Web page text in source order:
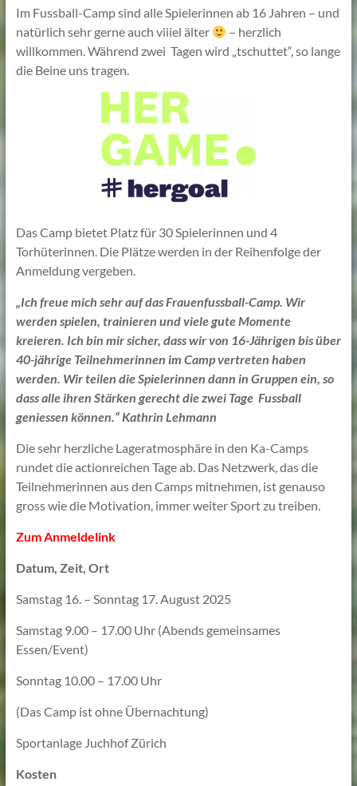
Im Fussball-Camp sind alle Spielerinnen ab 16 Jahren – und
natürlich sehr gerne auch viiiel älter
– herzlich
willkommen. Während zwei Tagen wird „tschuttet“, so lange
die Beine uns tragen.
Das Camp bietet Platz für 30 Spielerinnen und 4
Torhüterinnen. Die Plätze werden in der Reihenfolge der
Anmeldung vergeben.
„Ich freue mich sehr auf das Frauenfussball-Camp. Wir
werden spielen, trainieren und viele gute Momente
kreieren. Ich bin mir sicher, dass wir von 16-Jährigen bis über
40-jährige Teilnehmerinnen im Camp vertreten haben
werden. Wir teilen die Spielerinnen dann in Gruppen ein, so
dass alle ihren Stärken gerecht die zwei Tage Fussball
geniessen können.“ Kathrin Lehmann
Die sehr herzliche Lageratmosphäre in den Ka-Camps
rundet die actionreichen Tage ab. Das Netzwerk, das die
Teilnehmerinnen aus den Camps mitnehmen, ist genauso
gross wie die Motivation, immer weiter Sport zu treiben.
Zum Anmeldelink
Datum, Zeit, Ort
Samstag 16. – Sonntag 17. August 2025
Samstag 9.00 – 17.00 Uhr (Abends gemeinsames
Essen/Event)
Sonntag 10.00 – 17.00 Uhr
(Das Camp ist ohne Übernachtung)
Sportanlage Juchhof Zürich
Kosten